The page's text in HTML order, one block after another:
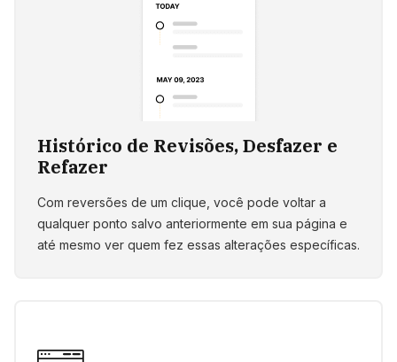
Histórico de Revisões, Desfazer e
Refazer
Com reversões de um clique, você pode voltar a
qualquer ponto salvo anteriormente em sua página e
até mesmo ver quem fez essas alterações específicas.